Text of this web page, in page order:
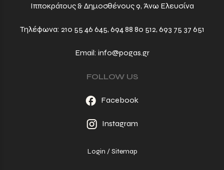
Ιπποκράτους & Δημοσθένους 9, Άνω Ελευσίνα
Τηλέφωνα: 210 55 46 645, 694 88 80 512, 693 75 37 651
Email: info@pogas.gr
FOLLOW US
Facebook
Instagram
Login /Sitemap